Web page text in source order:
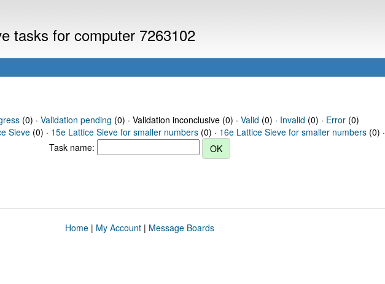
tasks for computer 7263102
(0) · Validation pending (0) · Validation inconclusive (0) · Valid (0) · Invalid (0) · Error(0)
Sieve (0) · 15e Lattice Sieve for smaller numbers (0) · 16e Lattice Sieve for smaller numbers (0) ·
Task name:
Home| My Account| Message Boards